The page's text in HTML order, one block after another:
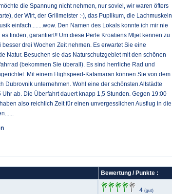
die Spannung nicht nehmen, nur soviel, wir waren öfters
der Wirt, der Grillmeister :-), das Puplikum, die Lachmuskeln
einfach........wow. Den Namen des Lokals konnte ich mir nie
finden, garantiert!! Um diese Perle Kroatiens Mljet kennen zu
drei Wochen Zeit nehmen. Es erwartet Sie eine
Natur. Besuchen sie das Naturschutzgebiet mit den schönen
(bekommen Sie überall). Es sind herrliche Rad und
Mit einem Highspeed-Katamaran können Sie von dem
Dubrovnik unternehmen. Wohl eine der schönsten Altstädte
ab. Die Überfahrt dauert knapp 1,5 Stunden. Gegen 19:00
also reichlich Zeit für einen unvergesslichen Ausflug in die
Bewertung / Punkte :
4 (gut)